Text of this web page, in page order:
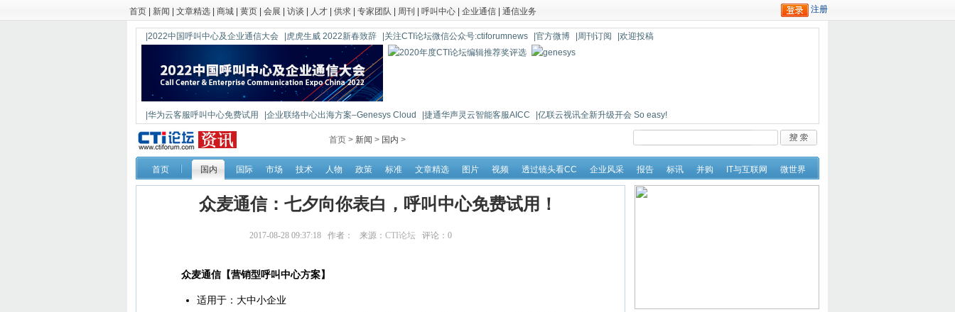
首页 新闻 文章精选 商城 黄页 会展 访谈 人才 供求 专家团队 周刊 呼叫中心 企业通信 通信业务
|2022中国呼叫中心及企业通信大会 |虎虎生威 2022新春致辞 |关注CTI论坛微信公众号:ctiforumnews |官方微博 |周刊订阅 |欢迎投稿
|华为云客服呼叫中心免费试用 |企业联络中心出海方案–Genesys Cloud |捷通华声灵云智能客服AICC
|亿联云视讯全新升级开会 So easy!
|鼎信通达新一代语音网关DAG1000-4S
首页 > 新闻 > 国内 >
首页 国内 国际 市场 技术 人物 政策 标准 文章精选 图片 视频 透过镜头看CC 企业风采 报告 标讯 并购 IT与互联网 微世界
众麦通信：七夕向你表白，呼叫中心免费试用！
2017-08-28 09:37:18 作者： 来源： CTI论坛 评论： 0
众麦通信【营销型呼叫中心方案】
适用于：大中小企业